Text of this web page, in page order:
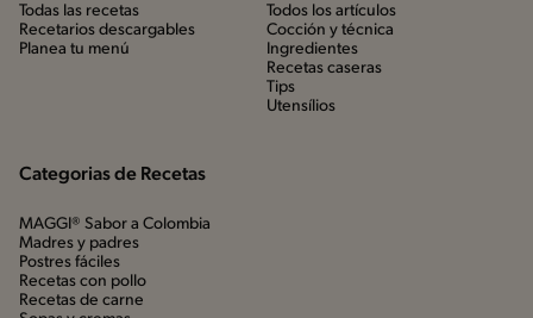
Todas las recetas
Recetarios descargables
Planea tu menú
Todos los artículos
Cocción y técnica
Ingredientes
Recetas caseras
Tips
Utensílios
Categorias de Recetas
MAGGI® Sabor a Colombia
Madres y padres
Postres fáciles
Recetas con pollo
Recetas de carne